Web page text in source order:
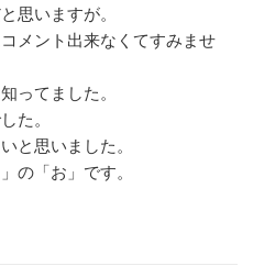
思いますが。
メント出来なくてすみませ
ってました。
た。
と思いました。
の「お」です。